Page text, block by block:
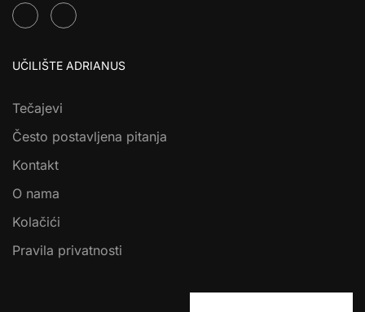
UČILIŠTE ADRIANUS
Tečajevi
Često postavljena pitanja
Kontakt
O nama
Kolačići
Pravila privatnosti